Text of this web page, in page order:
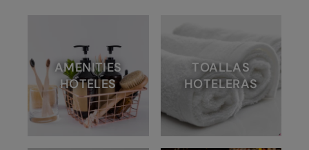
AMENITIES
HOTELES
TOALLAS
HOTELERAS